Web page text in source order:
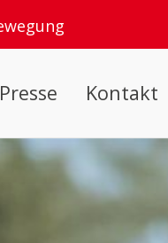
Presse Kontakt